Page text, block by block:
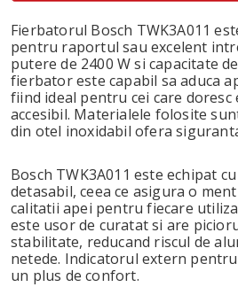
Fierbatorul Bosch TWK3A011
pentru raportul sau excelent
putere de 2400 W si capacitate
fierbator este capabil sa aduca
fiind ideal pentru cei care
accesibil. Materialele folosite
din otel inoxidabil ofera
Bosch TWK3A011 este echipat
detasabil, ceea ce asigura o
calitatii apei pentru fiecare
este usor de curatat si are
stabilitate, reducand riscul de
netede. Indicatorul extern
un plus de confort.